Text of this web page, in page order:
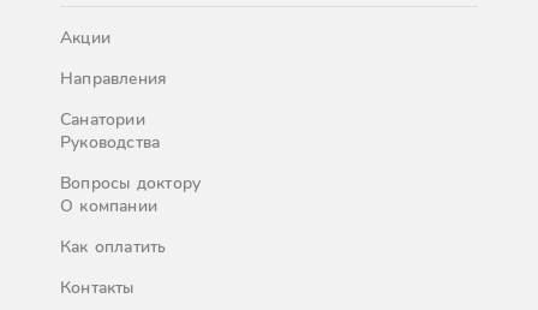
Акции
Направления
Санатории
Руководства
Вопросы доктору
О компании
Как оплатить
Контакты